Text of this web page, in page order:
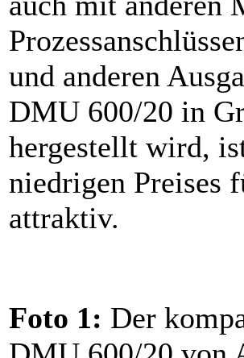
und anderen
DMU 600/20 in
hergestellt wird,
niedrigen Preises
attraktiv.
Foto 1: Der